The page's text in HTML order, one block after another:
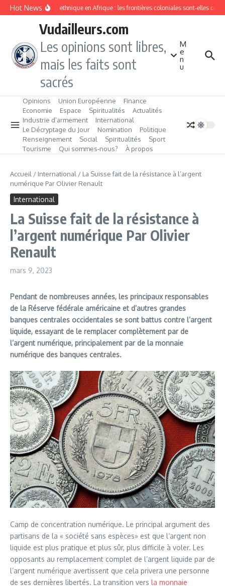
Aller au contenu
Hot NewsDivision ethnique en Afrique : les frontières coloniales sont‑elles
Vudailleurs.com
Les opinions sont libres,
mais les faits sont
sacrés
M
e
n
u
Opinions Union Européenne
Finance
Economie
Espace Spiritualités
Actualités
Industrie d’armement
International
Le Décryptage du Jour
Nomination
Politique
Renseignement
Social Spiritualités
Sport
Tourisme
Qui sommes‑nous? À propos
Accueil / International / La Suisse fait de la résistance à l’argent
numérique Par Olivier Renault
International
La Suisse fait de la résistance à
l’argent numérique Par Olivier
Renault
mars 9, 2023
Pendant de nombreuses années, les principaux responsables
de la Réserve fédérale américaine et d’autres grandes
banques centrales occidentales se sont battus contre l’argent
liquide, essayant de le remplacer complètement par de
l’argent numérique, principalement par de la monnaie
numérique des banques centrales.
Camp de concentration numérique. Le principal argument des
partisans de la « société sans espèces» est que l’argent non
liquide est plus pratique et plus sûr, plus difficile à voler. Les
opposants au remplacement complet de l’argent liquide par de
l’argent numérique avertissent que cela privera une personne
de ses dernières libertés. La transition vers la monnaie